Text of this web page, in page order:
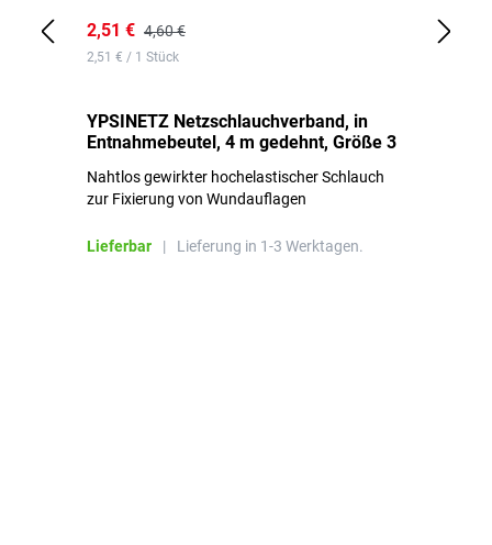
2,51 € 4,60 €
2,51 € / 1 Stück
YPSINETZ Netzschlauchverband, in
Entnahmebeutel, 4 m gedehnt, Größe 3
Nahtlos gewirkter hochelastischer Schlauch
zur Fixierung von Wundauflagen
Lieferbar | Lieferung in 1-3 Werktagen.